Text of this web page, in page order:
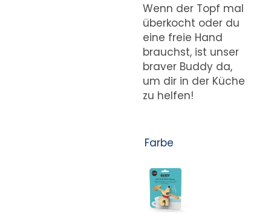
Wenn der Topf mal
überkocht oder du
eine freie Hand
brauchst, ist unser
braver Buddy da,
um dir in der Küche
zu helfen!
Farbe